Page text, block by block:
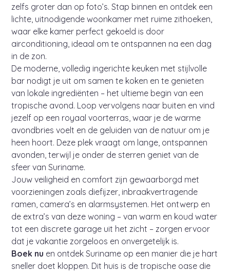
zelfs groter dan op foto’s. Stap binnen en ontdek een
lichte, uitnodigende woonkamer met ruime zithoeken,
waar elke kamer perfect gekoeld is door
airconditioning, ideaal om te ontspannen na een dag
in de zon.
De moderne, volledig ingerichte keuken met stijlvolle
bar nodigt je uit om samen te koken en te genieten
van lokale ingrediënten – het ultieme begin van een
tropische avond. Loop vervolgens naar buiten en vind
jezelf op een royaal voorterras, waar je de warme
avondbries voelt en de geluiden van de natuur om je
heen hoort. Deze plek vraagt om lange, ontspannen
avonden, terwijl je onder de sterren geniet van de
sfeer van Suriname.
Jouw veiligheid en comfort zijn gewaarborgd met
voorzieningen zoals diefijzer, inbraakvertragende
ramen, camera’s en alarmsystemen. Het ontwerp en
de extra’s van deze woning – van warm en koud water
tot een discrete garage uit het zicht – zorgen ervoor
dat je vakantie zorgeloos en onvergetelijk is.
Boek nu en ontdek Suriname op een manier die je hart
sneller doet kloppen. Dit huis is de tropische oase die